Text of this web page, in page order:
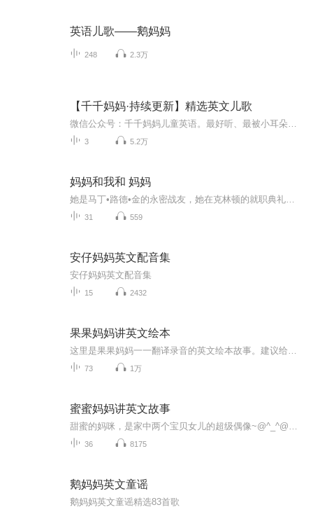
英语儿歌——鹅妈妈
248 2.3万
【千千妈妈·持续更新】精选英文儿歌
3 5.2万
妈妈和我和 妈妈
31 559
安仔妈妈英文配音集
安仔妈妈英文配音集
15 2432
果果妈妈讲英文绘本
73 1万
蜜蜜妈妈讲英文故事
36 8175
鹅妈妈英文童谣
鹅妈妈英文童谣精选83首歌